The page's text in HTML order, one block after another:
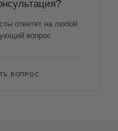
ответят на любой
вопрос
ВОПРОС